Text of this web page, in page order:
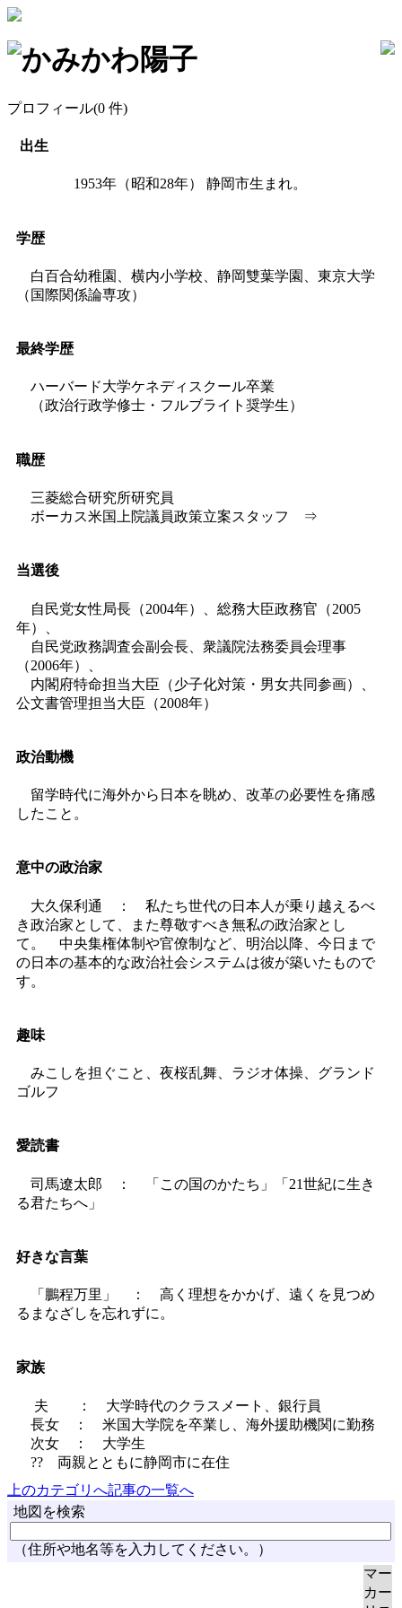
かみかわ陽子
プロフィール(0 件)
出生
1953年（昭和28年） 静岡市生まれ。
学歴
白百合幼稚園、横内小学校、静岡雙葉学園、東京大学
（国際関係論専攻）
最終学歴
ハーバード大学ケネディスクール卒業
（政治行政学修士・フルブライト奨学生）
職歴
三菱総合研究所研究員
ボーカス米国上院議員政策立案スタッフ ⇒
当選後
自民党女性局長（2004年）、総務大臣政務官（2005
年）、
自民党政務調査会副会長、衆議院法務委員会理事
（2006年）、
内閣府特命担当大臣（少子化対策・男女共同参画）、
公文書管理担当大臣（2008年）
政治動機
留学時代に海外から日本を眺め、改革の必要性を痛感
したこと。
意中の政治家
大久保利通 ： 私たち世代の日本人が乗り越えるべ
き政治家として、また尊敬すべき無私の政治家とし
て。 中央集権体制や官僚制など、明治以降、今日まで
の日本の基本的な政治社会システムは彼が築いたもので
す。
趣味
みこしを担ぐこと、夜桜乱舞、ラジオ体操、グランド
ゴルフ
愛読書
司馬遼太郎 ： 「この国のかたち」「21世紀に生き
る君たちへ」
好きな言葉
「鵬程万里」 ： 高く理想をかかげ、遠くを見つめ
るまなざしを忘れずに。
家族
夫 ： 大学時代のクラスメート、銀行員
長女 ： 米国大学院を卒業し、海外援助機関に勤務
次女 ： 大学生
?? 両親とともに静岡市に在住
上のカテゴリへ記事の一覧へ
地図を検索
（住所や地名等を入力してください。）
マー
カー